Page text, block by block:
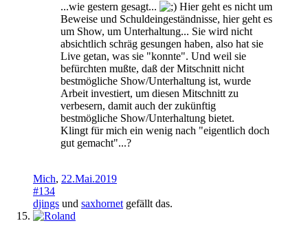
...wie gestern gesagt...
Hier geht es nicht um
Beweise und Schuldeingeständnisse, hier geht es
um Show, um Unterhaltung... Sie wird nicht
absichtlich schräg gesungen haben, also hat sie
Live getan, was sie "konnte". Und weil sie
befürchten mußte, daß der Mitschnitt nicht
bestmögliche Show/Unterhaltung ist, wurde
Arbeit investiert, um diesen Mitschnitt zu
verbesern, damit auch der zukünftig
bestmögliche Show/Unterhaltung bietet.
Klingt für mich ein wenig nach "eigentlich doch
gut gemacht"...?
Mich, 22.Mai.2019
#134
djings und saxhornet gefällt das.